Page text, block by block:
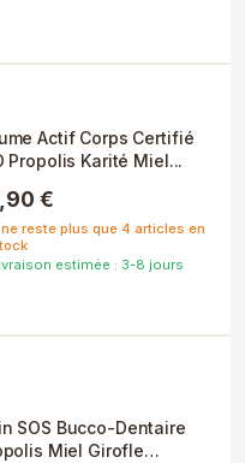
Actif Corps Certifié
Propolis Karité Miel...
€
reste plus que 4 articles en
estimée : 3-8 jours
SOS Bucco-Dentaire
Miel Girofle